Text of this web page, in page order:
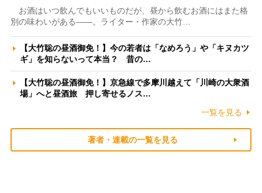
お酒はいつ飲んでもいいものだが、昼から飲むお酒にはまた格
別の味わいがある――。ライター・作家の大竹…
【大竹聡の昼酒御免！】今の若者は「なめろう」や「キヌカツ
ギ」を知らないって本当？ 昔の…
【大竹聡の昼酒御免！】京急線で多摩川越えて「川崎の大衆酒
場」へと昼酒旅 押し寄せるノス…
一覧を見る
著者・連載の一覧を見る